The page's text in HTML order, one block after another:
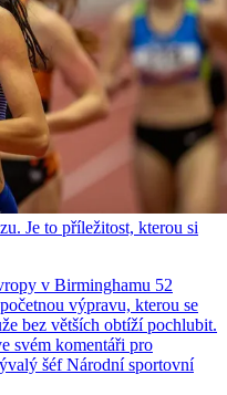
Je to příležitost, kterou si
v Birminghamu 52
výpravu, kterou se
bez větších obtíží pochlubit.
svém komentáři pro
šéf Národní sportovní